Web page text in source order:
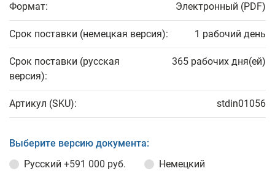
Формат: Электронный (PDF)
Срок поставки (немецкая версия): 1 рабочий день
Срок поставки (русская
версия):
365 рабочих дня(ей)
Артикул (SKU): stdin01056
Выберите версию документа:
Русский +591 000 руб. Немецкий